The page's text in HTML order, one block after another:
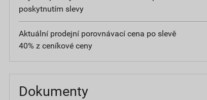
poskytnutím slevy
Aktuální prodejní porovnávací cena po slevě
40% z ceníkové ceny
Dokumenty